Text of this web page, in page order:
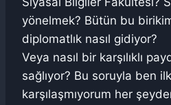
yönelmek? Bütün bu
diplomatlık nasıl gidiyor?
Veya nasıl bir karşılıklı
sağlıyor? Bu soruyla ben
karşılaşmıyorum her